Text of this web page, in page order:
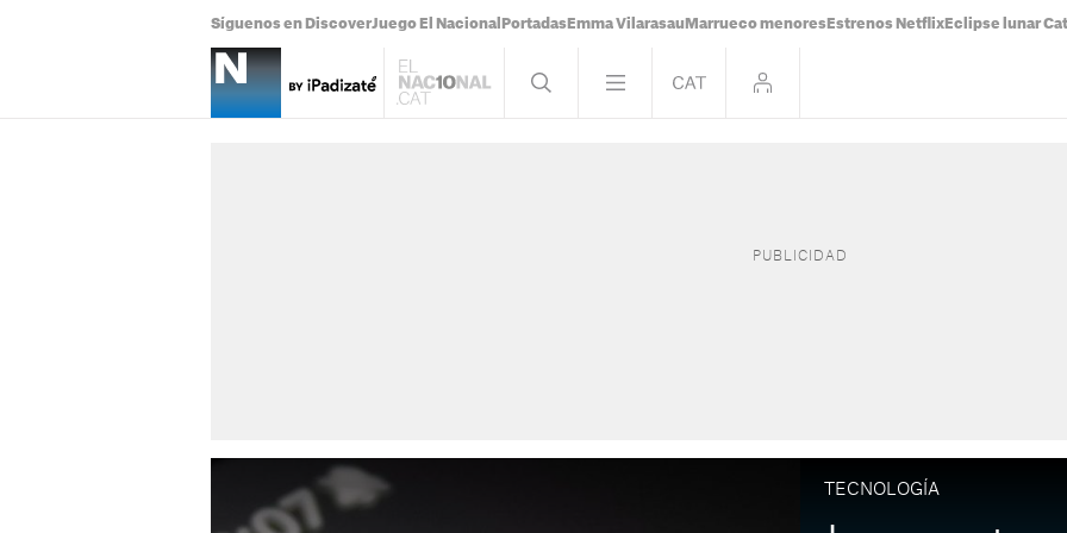
Síguenos en DiscoverJuego El Nacional Portadas Emma Vilarasau Marrueco menores Estrenos Netflix Eclipse lunar
TECNOLOGÍA